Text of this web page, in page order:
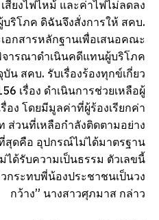
ยงไฟไหม้ และค่าไฟไม่ลดลง
บริโภค ดิฉันจึงสั่งการให้ สคบ.
อกสารหลักฐานเพื่อเสนอคณะ
ารณาดำเนินคดีแทนผู้บริโภค
น สคบ. รับเรื่องร้องทุกข์เกี่ยว
เรื่อง ดำเนินการช่วยเหลือผู้
อง โดยมีมูลค่าที่ผู้ร้องเรียกค่า
ส่วนที่เหลือกำลังติดตามอย่าง
สุดคือ อุปกรณ์ไม่ได้มาตรฐาน
ได้รับความเป็นธรรม ตัวเลขนี้
ระทบพี่น้องประชาชนเป็นวง
กว้าง” นางสาวศุภมาส กล่าว